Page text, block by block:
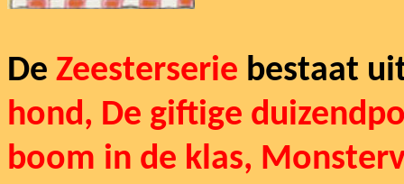
De Zeesterserie bestaat
hond, De giftige
boom in de klas,